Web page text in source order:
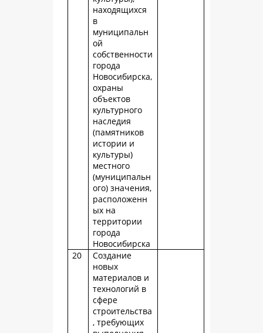
находящихся
в
муниципальн
ой
собственности
города
Новосибирска,
охраны
объектов
культурного
наследия
(памятников
истории и
культуры)
местного
(муниципальн
ого) значения,
расположенн
ых на
территории
города
Новосибирска
20
Создание
новых
материалов и
технологий в
сфере
строительства
, требующих